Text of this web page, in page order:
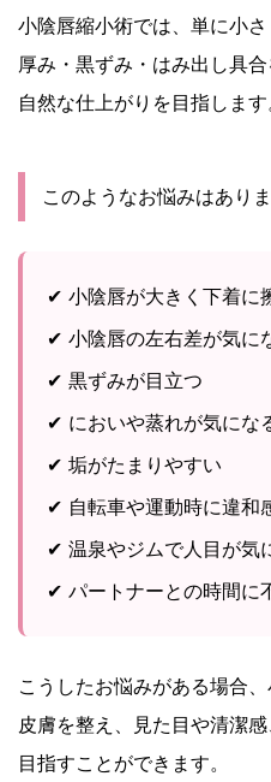
小陰唇縮小術では、単に小
厚み・黒ずみ・はみ出し具
自然な仕上がりを目指します
このようなお悩みはあり
✔ 小陰唇が大きく下着に
✔ 小陰唇の左右差が気に
✔ 黒ずみが目立つ
✔ においや蒸れが気にな
✔ 垢がたまりやすい
✔ 自転車や運動時に違和
✔ 温泉やジムで人目が気
✔ パートナーとの時間に
こうしたお悩みがある場合
皮膚を整え、見た目や清潔
目指すことができます。